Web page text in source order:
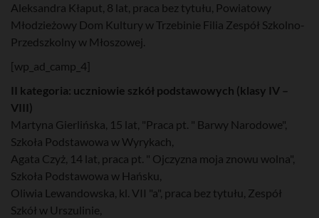
Aleksandra Kłaput, 8 lat, praca bez tytułu, Powiatowy
Młodzieżowy Dom Kultury w Trzebinie Filia Zespół Szkolno-
Przedszkolny w Młoszowej.
[wp_ad_camp_4]
II kategoria: uczniowie szkół podstawowych (klasy IV –
VIII)
Martyna Gierlińska, 15 lat, "Praca pt. " Barwy Narodowe",
Szkoła Podstawowa w Wyrykach,
Agata Czyż, 14 lat, praca pt. " Ojczyzna moja znowu wolna",
Szkoła Podstawowa w Hańsku,
Oliwia Lewandowska, kl. VII "a", praca bez tytułu, Zespół
Szkół w Urszulinie,